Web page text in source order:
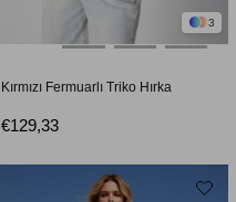
3
Kırmızı Fermuarlı Triko Hırka
€129,33